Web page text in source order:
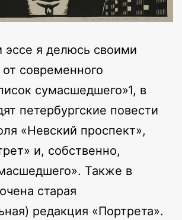
эссе я делюсь своими
современного
сумасшедшего»1, в
петербургские повести
«Невский проспект»,
и, собственно,
Также в
старая
редакция «Портрета».